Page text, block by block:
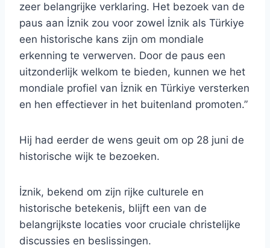
zeer belangrijke verklaring. Het bezoek van de
paus aan İznik zou voor zowel İznik als Türkiye
een historische kans zijn om mondiale
erkenning te verwerven. Door de paus een
uitzonderlijk welkom te bieden, kunnen we het
mondiale profiel van İznik en Türkiye versterken
en hen effectiever in het buitenland promoten.”
Hij had eerder de wens geuit om op 28 juni de
historische wijk te bezoeken.
İznik, bekend om zijn rijke culturele en
historische betekenis, blijft een van de
belangrijkste locaties voor cruciale christelijke
discussies en beslissingen.